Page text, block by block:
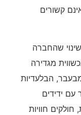
קשורים
שהחברה
מגדירה
הבלעדיות
עם ידידים
חוויות